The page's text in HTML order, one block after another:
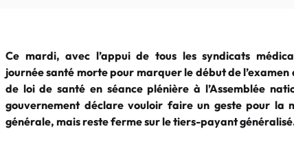
Ce mardi, avec l’appui de tous les syndicats
journée santé morte pour marquer le début de
de loi de santé en séance plénière à l’Assemblée
gouvernement déclare vouloir faire un geste pour la
générale, mais reste ferme sur le tiers-payant